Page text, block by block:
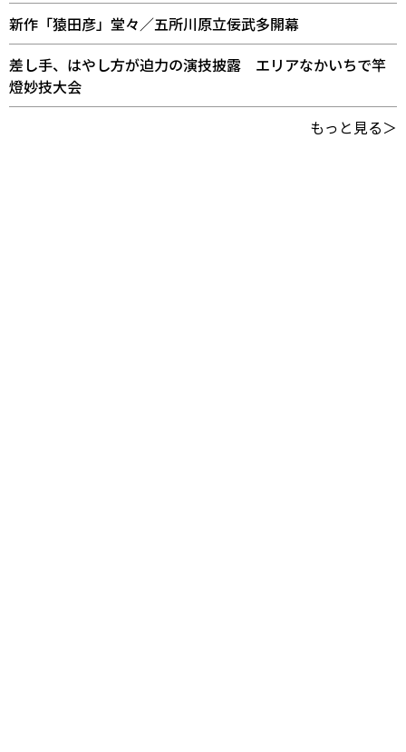
新作「猿田彦」堂々／五所川原立佞武多開幕
差し手、はやし方が迫力の演技披露 エリアなかいちで竿
燈妙技大会
もっと見る＞